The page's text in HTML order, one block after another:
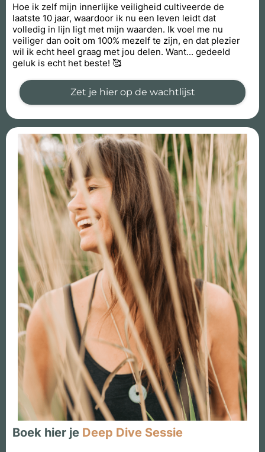
Hoe ik zelf mijn innerlijke veiligheid cultiveerde de
laatste 10 jaar, waardoor ik nu een leven leidt dat
volledig in lijn ligt met mijn waarden. Ik voel me nu
veiliger dan ooit om 100% mezelf te zijn, en dat plezier
wil ik echt heel graag met jou delen. Want... gedeeld
geluk is echt het beste! 🥰
Zet je hier op de wachtlijst
Boek hier je Deep Dive Sessie